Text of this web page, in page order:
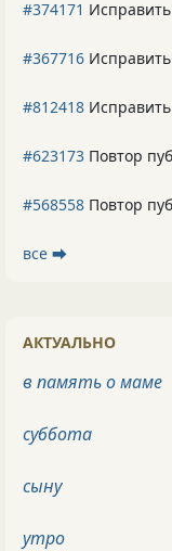
#374171
#367716
#812418
#623173 Повтор
#568558 Повтор
все ⮕
АКТУАЛЬНО
в память о маме
суббота
сыну
утро